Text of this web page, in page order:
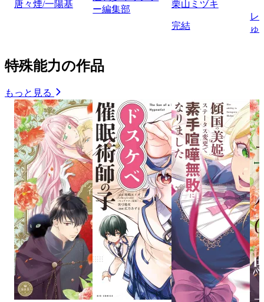
唐々煙/一陽基
ー編集部
栗山ミヅキ
完結
レ
ゅ
特殊能力の作品
もっと見る